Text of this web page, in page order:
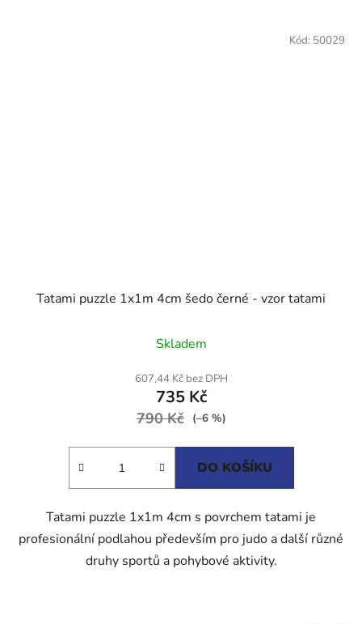
Tatami puzzle 1x1m 4cm šedo černé - vzor tatami
hodnocení
produktu
je
5,0
Skladem
607,44 Kč bez DPH
735 Kč
790 Kč (–6 %)
DO KOŠÍKU
Tatami puzzle 1x1m 4cm s povrchem tatami je
profesionální podlahou především pro judo a další různé
druhy sportů a pohybové aktivity.
Kód: 50029